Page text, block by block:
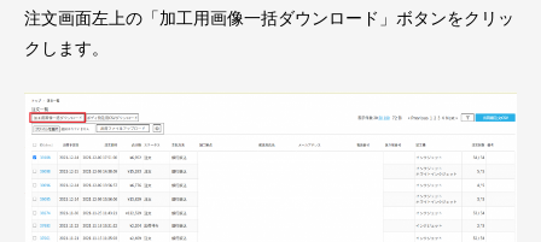
注文画面左上の「加工用画像一括ダウンロード」ボタンをクリッ
クします。